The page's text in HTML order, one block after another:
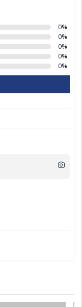
0%
0%
0%
0%
0%